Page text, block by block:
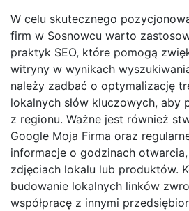
W celu skutecznego
firm w Sosnowcu warto
praktyk SEO, które pomogą
witryny w wynikach
należy zadbać o optymalizację
lokalnych słów kluczowych, aby
z regionu. Ważne jest również
Google Moja Firma oraz
informacje o godzinach
zdjęciach lokalu lub produktów.
budowanie lokalnych linków
współpracę z innymi